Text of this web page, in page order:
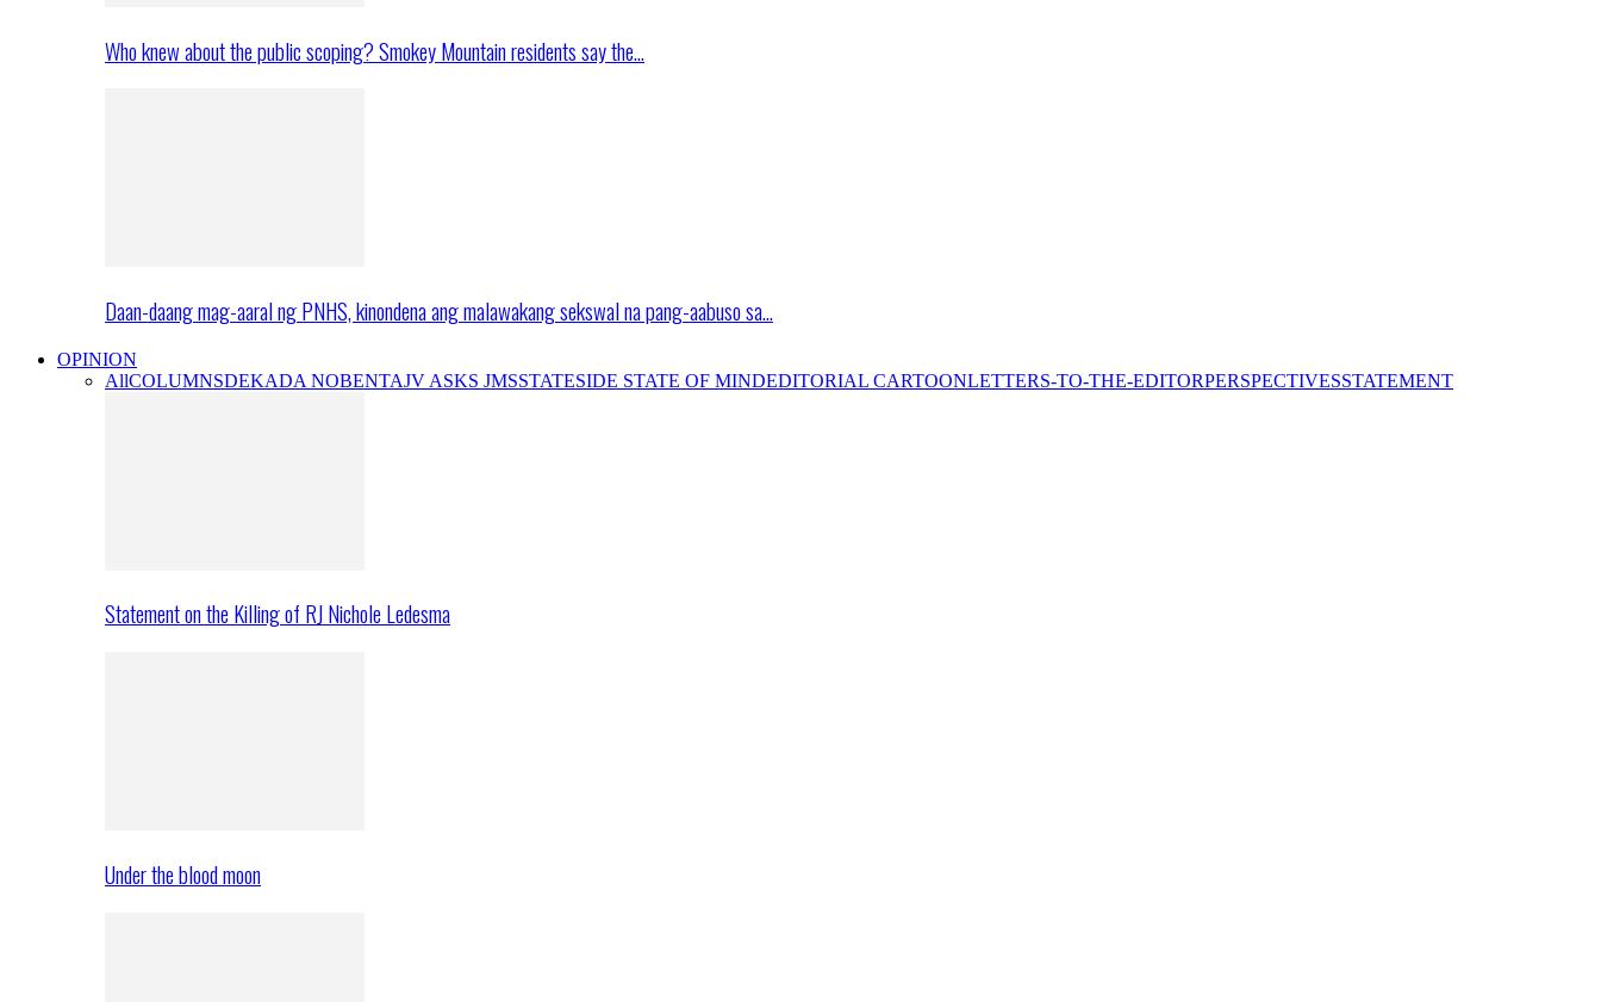
Who knew about the public scoping? Smokey Mountain residents say the…
Daan-daang mag-aaral ng PNHS, kinondena ang malawakang sekswal na pang-aabuso sa…
OPINION
AllCOLUMNSDEKADA NOBENTAJV ASKS JMSSTATESIDE STATE OF MINDEDITORIAL CARTOONLETTERS-TO-THE-EDITORPERSPECTIVESSTATEMENT
Statement on the Killing of RJ Nichole Ledesma
Under the blood moon